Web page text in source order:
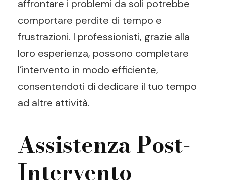
affrontare i problemi da soli potrebbe
comportare perdite di tempo e
frustrazioni. I professionisti, grazie alla
loro esperienza, possono completare
l’intervento in modo efficiente,
consentendoti di dedicare il tuo tempo
ad altre attività.
Assistenza Post-
Intervento